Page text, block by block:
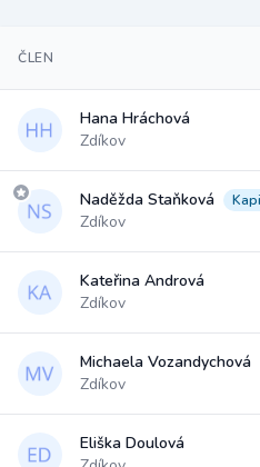
ČLEN
Hana Hráchová
Zdíkov
Naděžda Staňková
Zdíkov
Kateřina Andrová
Zdíkov
Michaela Vozandychová
Zdíkov
Eliška Doulová